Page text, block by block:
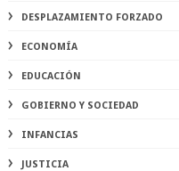
DESPLAZAMIENTO FORZADO
ECONOMÍA
EDUCACIÓN
GOBIERNO Y SOCIEDAD
INFANCIAS
JUSTICIA